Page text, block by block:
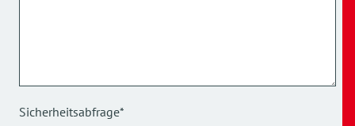
Sicherheitsabfrage*